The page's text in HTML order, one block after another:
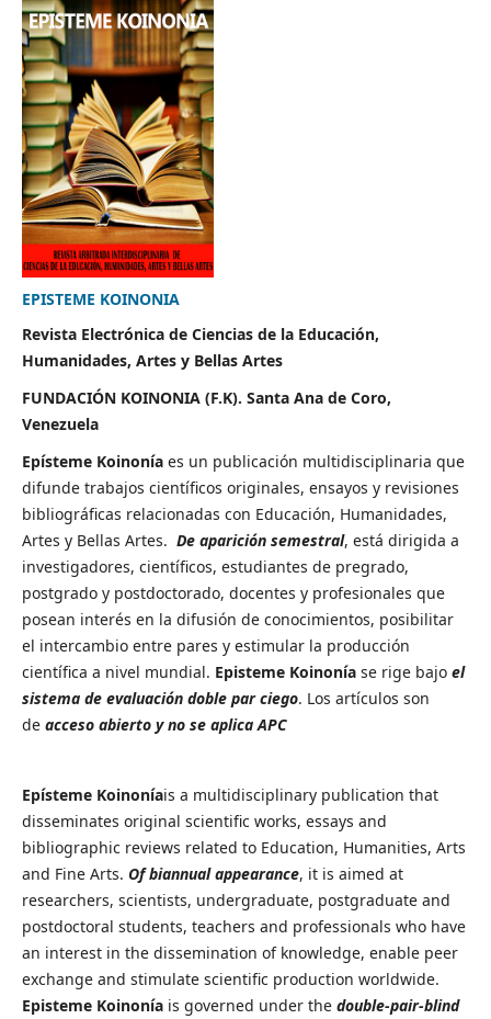
EPISTEME KOINONIA
Revista Electrónica de Ciencias de la Educación,
Humanidades, Artes y Bellas Artes
FUNDACIÓN KOINONIA (F.K). Santa Ana de Coro,
Venezuela
Epísteme Koinoníaes un publicación multidisciplinaria que
difunde trabajos científicos originales, ensayos y revisiones
bibliográficas relacionadas con Educación, Humanidades,
Artes y Bellas Artes. De aparición semestral, está dirigida a
investigadores, científicos, estudiantes de pregrado,
postgrado y postdoctorado, docentes y profesionales que
posean interés en la difusión de conocimientos, posibilitar
el intercambio entre pares y estimular la producción
científica a nivel mundial. Episteme Koinoníase rige bajo el
sistema de evaluación doble par ciego. Los artículos son
de acceso abierto y no se aplica APC
Epísteme Koinoníais a multidisciplinary publication that
disseminates original scientific works, essays and
bibliographic reviews related to Education, Humanities, Arts
and Fine Arts. Of biannual appearance, it is aimed at
researchers, scientists, undergraduate, postgraduate and
postdoctoral students, teachers and professionals who have
an interest in the dissemination of knowledge, enable peer
exchange and stimulate scientific production worldwide.
Episteme Koinoníais governed under the double-pair-blind